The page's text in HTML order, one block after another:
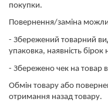
покупки.
Повернення/заміна
- Збережений товарний
упаковка, наявність бірок
- Збережено чек на товар
Обмін товару або
отримання назад товару.